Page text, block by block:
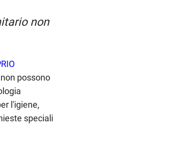
non
possono
l'igiene,
speciali